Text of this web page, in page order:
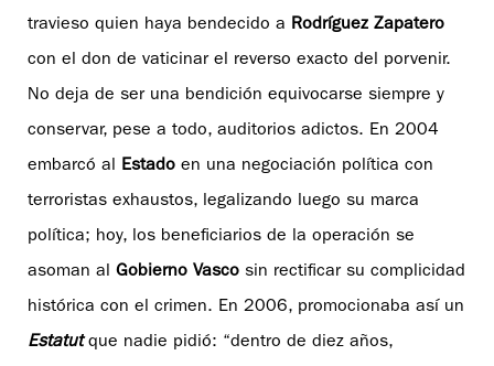
travieso quien haya bendecido a Rodríguez Zapatero
con el don de vaticinar el reverso exacto del porvenir.
No deja de ser una bendición equivocarse siempre y
conservar, pese a todo, auditorios adictos. En 2004
embarcó al Estado en una negociación política con
terroristas exhaustos, legalizando luego su marca
política; hoy, los beneficiarios de la operación se
asoman al Gobierno Vasco sin rectificar su complicidad
histórica con el crimen. En 2006, promocionaba así un
Estatut que nadie pidió: “dentro de diez años,